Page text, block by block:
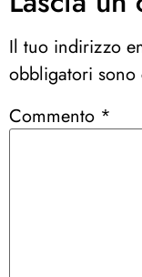
Il tuo indirizzo
obbligatori sono
Commento *